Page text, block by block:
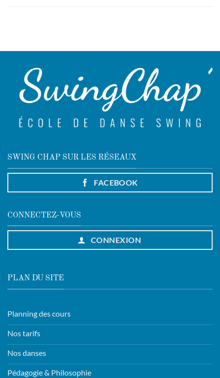
SWING CHAP SUR LES RÉSEAUX
FACEBOOK
CONNECTEZ-VOUS
CONNEXION
PLAN DU SITE
Planning des cours
Nos tarifs
Nos danses
Pédagogie & Philosophie